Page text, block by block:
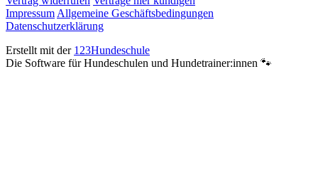
Impressum Allgemeine Geschäftsbedingungen
Datenschutzerklärung
Erstellt mit der 123Hundeschule
Die Software für Hundeschulen und Hundetrainer:innen 🐾